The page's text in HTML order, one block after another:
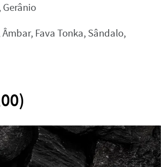
Fava Tonka, Sândalo,